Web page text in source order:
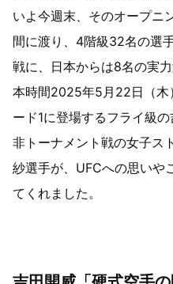
いよ今週末、そのオープニ
間に渡り、4階級32名の選
戦に、日本からは8名の実
本時間2025年5月22日（木
ード1に登場するフライ級
非トーナメント戦の女子ス
紗選手が、UFCへの思いや
てくれました。